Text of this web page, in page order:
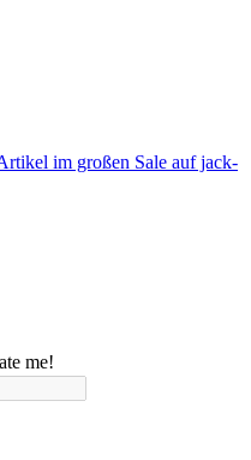
im großen Sale auf jack-